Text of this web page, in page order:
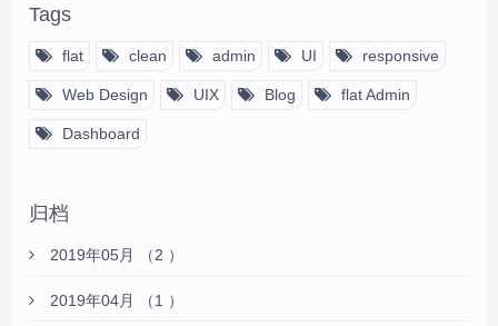
Tags
flat clean admin UI responsive
Web Design UIX Blog flat Admin
Dashboard
归档
2019年05月 （2 ）
2019年04月 （1 ）